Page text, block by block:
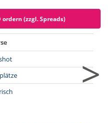
ordern (zzgl. Spreads)
>